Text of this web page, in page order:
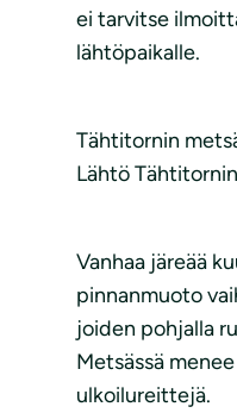
ei tarvitse
lähtöpaikalle.
Tähtitornin
Lähtö
Vanhaa järeää
pinnanmuoto
joiden pohjalla
Metsässä
ulkoilureittejä.